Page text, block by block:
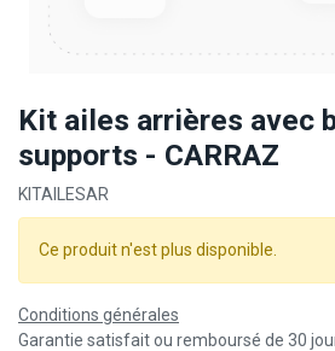
Kit ailes arrières avec
supports - CARRAZ
KITAILESAR
Ce produit n'est plus disponible.
Conditions générales
Garantie satisfait ou remboursé de 30